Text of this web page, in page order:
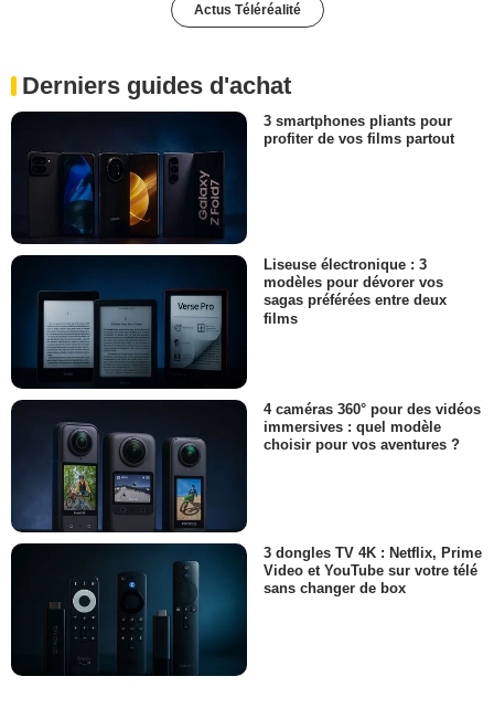
Actus Téléréalité
Derniers guides d'achat
3 smartphones pliants pour
profiter de vos films partout
Liseuse électronique : 3
modèles pour dévorer vos
sagas préférées entre deux
films
4 caméras 360° pour des vidéos
immersives : quel modèle
choisir pour vos aventures ?
3 dongles TV 4K : Netflix, Prime
Video et YouTube sur votre télé
sans changer de box